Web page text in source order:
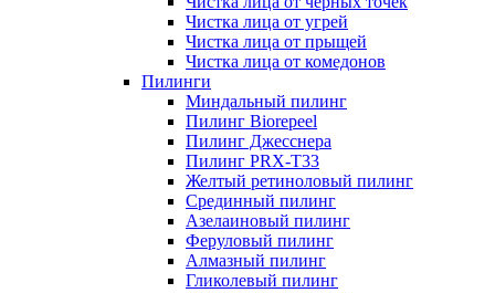
Чистка лица от угрей
Чистка лица от прыщей
Чистка лица от комедонов
Пилинги
Миндальный пилинг
Пилинг Biorepeel
Пилинг Джесснера
Пилинг PRX-T33
Желтый ретиноловый пилинг
Срединный пилинг
Азелаиновый пилинг
Феруловый пилинг
Алмазный пилинг
Гликолевый пилинг